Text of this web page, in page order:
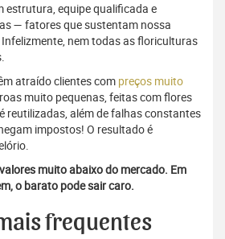
estrutura, equipe qualificada e
— fatores que sustentam nossa
nem todas as floriculturas
atraído clientes com preços muito
muito pequenas, feitas com flores
reutilizadas, além de falhas constantes
impostos! O resultado é
muito abaixo do mercado. Em
o barato pode sair caro.
frequentes